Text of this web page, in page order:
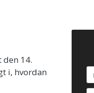
den 14.
i, hvordan